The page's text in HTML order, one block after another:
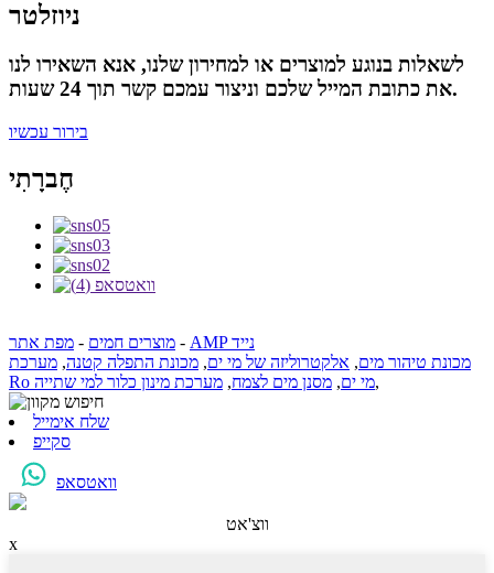
ניוזלטר
לשאלות בנוגע למוצרים או למחירון שלנו, אנא השאירו לנו
את כתובת המייל שלכם וניצור עמכם קשר תוך 24 שעות.
בירור עכשיו
חֶברָתִי
מוצרים חמים - מפת אתר -
AMP נייד
מכונת טיהור מים, אלקטרוליזה של מי ים, מכונת התפלה קטנה, מערכת
Ro מי ים, מסנן מים לצמח, מערכת מינון כלור למי שתייה ,
שלח אימייל
סקייפ
וואטסאפ
ווצ'אט
x